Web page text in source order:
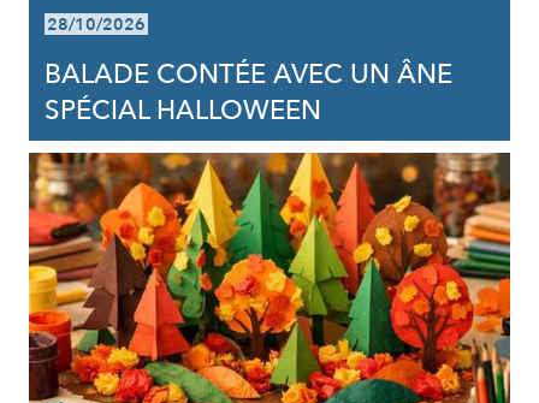
28/10/2026
BALADE CONTÉE AVEC UN ÂNE
SPÉCIAL HALLOWEEN